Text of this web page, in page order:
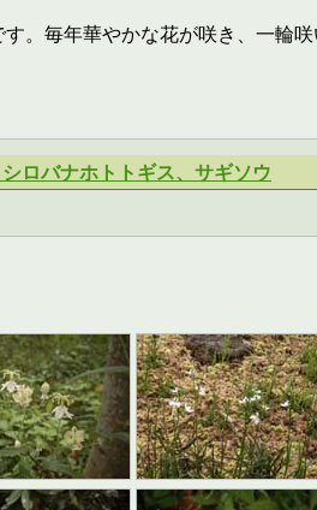
。毎年華やかな花が咲き、一輪咲
ロバナホトトギス、サギソウ